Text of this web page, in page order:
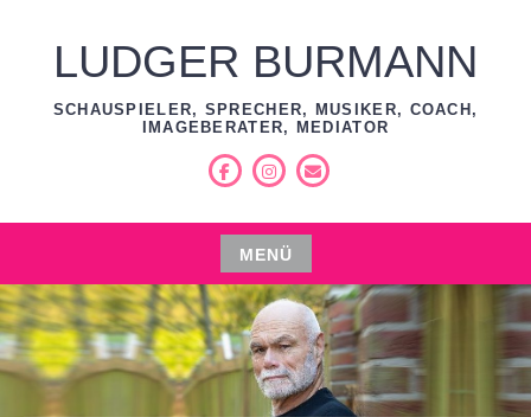
springenLUDGER BURMANN
SCHAUSPIELER, SPRECHER, MUSIKER, COACH,
IMAGEBERATER, MEDIATOR
FacebookInstagram
E-
MENÜ
Zum
Inhalt
springen